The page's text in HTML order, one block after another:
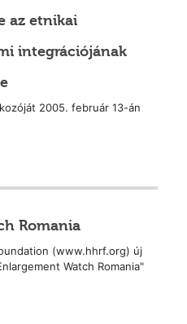
az etnikai
integrációjának
2005. február 13-án
Romania
(www.hhrf.org) új
Watch Romania"